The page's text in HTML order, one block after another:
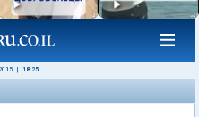
18:25